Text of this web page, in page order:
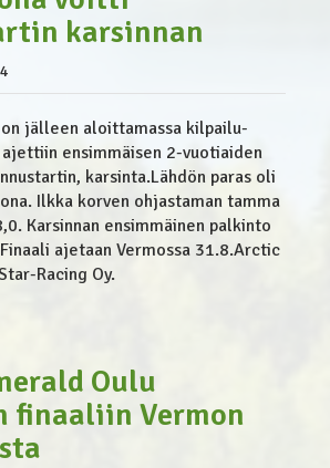
karsinnan
on jälleen aloittamassa kilpailu-
ajettiin ensimmäisen 2-vuotiaiden
karsinta.Lähdön paras oli
Ilkka korven ohjastaman tamma
Karsinnan ensimmäinen palkinto
ajetaan Vermossa 31.8.Arctic
Racing Oy.
Oulu
finaaliin Vermon